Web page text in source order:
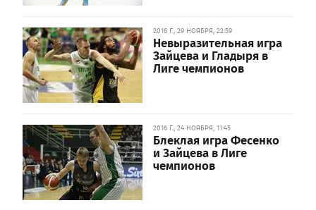
2016 Г., 29 НОЯБРЯ, 22:59
Невыразительная игра
Зайцева и Гладыря в
Лиге чемпионов
2016 Г., 24 НОЯБРЯ, 11:45
Блеклая игра Фесенко
и Зайцева в Лиге
чемпионов